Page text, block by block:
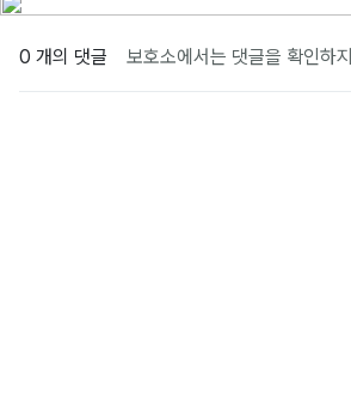
0 개의 댓글 보호소에서는 댓글을 확인하